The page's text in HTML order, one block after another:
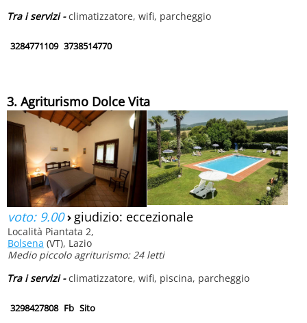
Tra i servizi -climatizzatore, wifi, parcheggio
3284771109 3738514770
3. Agriturismo Dolce Vita
voto: 9.00› giudizio: eccezionale
Località Piantata 2,
Bolsena (VT), Lazio
Medio piccolo agriturismo: 24 letti
Tra i servizi -climatizzatore, wifi, piscina, parcheggio
3298427808 Fb Sito